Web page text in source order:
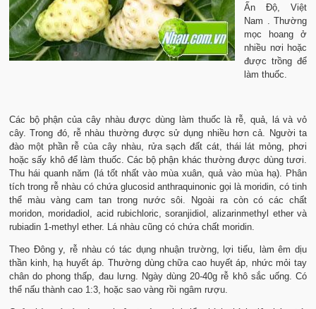
Ấn Độ, Việt
Nam . Thường
mọc hoang ở
nhiều nơi hoặc
được trồng để
làm thuốc.
Các bộ phận của cây nhàu được dùng làm thuốc là rễ, quả, lá và vỏ
cây. Trong đó, rễ nhàu thường được sử dụng nhiều hơn cả. Người ta
đào một phần rễ của cây nhàu, rửa sạch đất cát, thái lát mỏng, phơi
hoặc sấy khô để làm thuốc. Các bộ phận khác thường được dùng tươi.
Thu hái quanh năm (lá tốt nhất vào mùa xuân, quả vào mùa hạ). Phân
tích trong rễ nhàu có chứa glucosid anthraquinonic gọi là moridin, có tinh
thể màu vàng cam tan trong nước sôi. Ngoài ra còn có các chất
moridon, moridadiol, acid rubichloric, soranjidiol, alizarinmethyl ether và
rubiadin 1-methyl ether. Lá nhàu cũng có chứa chất moridin.
Theo Đông y, rễ nhàu có tác dụng nhuận trường, lợi tiểu, làm êm dịu
thần kinh, hạ huyết áp. Thường dùng chữa cao huyết áp, nhức mỏi tay
chân do phong thấp, đau lưng. Ngày dùng 20-40g rễ khô sắc uống. Có
thể nấu thành cao 1:3, hoặc sao vàng rồi ngâm rượu.